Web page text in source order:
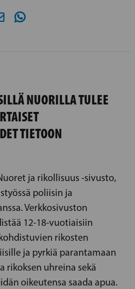
NUORILLA TULEE
TIETOON
ja rikollisuus -sivusto,
poliisin ja
Verkkosivuston
12-18-vuotiaisiin
rikosten
ja pyrkiä parantamaan
rikoksen uhreina sekä
oikeutensa saada apua.